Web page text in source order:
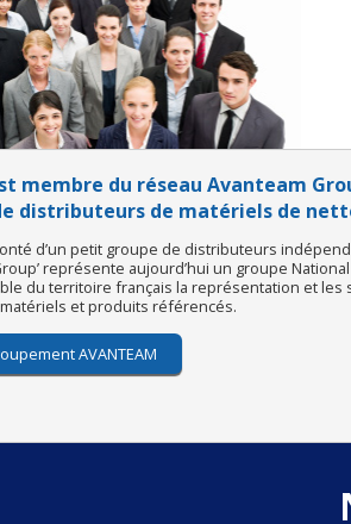
membre du réseau Avanteam
distributeurs de matériels de
d’un petit groupe de distributeurs
représente aujourd’hui un groupe
du territoire français la représentation et les
et produits référencés.
AVANTEAM